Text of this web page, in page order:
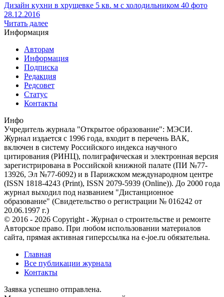
Дизайн кухни в хрущевке 5 кв. м с холодильником 40 фото
28.12.2016
Читать далее
Информация
Авторам
Информация
Подписка
Редакция
Редсовет
Статус
Контакты
Инфо
Учредитель журнала "Открытое образование": МЭСИ.
Журнал издается с 1996 года, входит в перечень ВАК,
включен в систему Российского индекса научного
цитирования (РИНЦ), полиграфическая и электронная версия
зарегистрирована в Российской книжной палате (ПИ №77-
13926, Эл №77-6092) и в Парижском международном центре
(ISSN 1818-4243 (Print), ISSN 2079-5939 (Online)). До 2000 года
журнал выходил под названием "Дистанционное
образование" (Свидетельство о регистрации № 016242 от
20.06.1997 г.)
© 2016 - 2026 Copyright - Журнал о строительстве и ремонте
Авторское право. При любом использовании материалов
сайта, прямая активная гиперссылка на e-joe.ru обязательна.
Главная
Все публикации журнала
Контакты
Заявка успешно отправлена.